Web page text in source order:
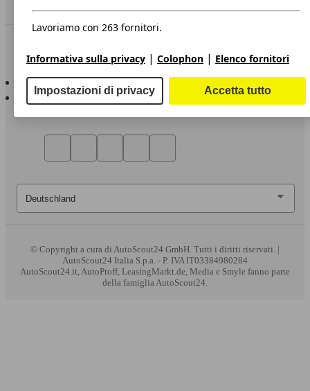
AutoScout24 per iOS
AutoScout24 per Android
© Copyright a cura di AutoScout24 GmbH. Tutti i diritti riservati. |
AutoScout24 Italia S.p.a. - P. IVA IT03384980284
AutoScout24.it, AutoProff, LeasingMarkt.de, Media e Smyle fanno parte
della famiglia AutoScout24.
Lavoriamo con 263 fornitori.
Informativa sulla privacy | Colophon | Elenco fornitori
Impostazioni di privacy Accetta tutto